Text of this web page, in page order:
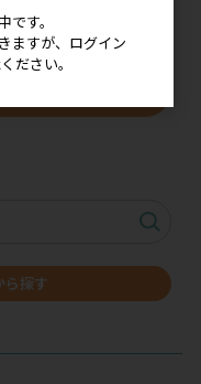
ら探す
す。
ますが、ログイン
ださい。